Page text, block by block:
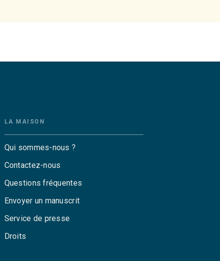
LA MAISON
Qui sommes-nous ?
Contactez-nous
Questions fréquentes
Envoyer un manuscrit
Service de presse
Droits